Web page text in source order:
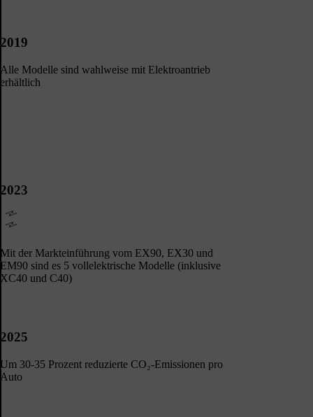
2019
Alle Modelle sind wahlweise mit Elektroantrieb
erhältlich
2023
Mit der Markteinführung vom EX90, EX30 und
EM90 sind es 5 vollelektrische Modelle (inklusive
XC40 und C40)
2025
Um 30-35 Prozent reduzierte CO₂-Emissionen pro
Auto​